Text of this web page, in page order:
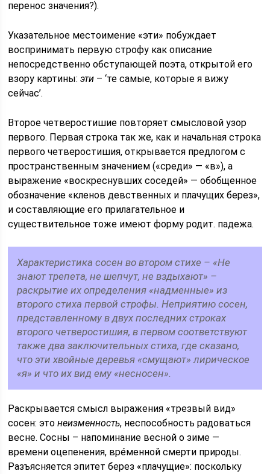
перенос значения?).
Указательное местоимение «эти» побуждает
воспринимать первую строфу как описание
непосредственно обступающей поэта, открытой его
взору картины:эти – ‘те самые, которые я вижу
сейчас’.
Второе четверостишие повторяет смысловой узор
первого. Первая строка так же, как и начальная строка
первого четверостишия, открывается предлогом с
пространственным значением («среди» — «в»), а
выражение «воскреснувших соседей» — обобщенное
обозначение «кленов девственных и плачущих берез»,
и составляющие его прилагательное и
существительное тоже имеют форму родит. падежа.
Характеристика сосен во втором стихе – «Не
знают трепета, не шепчут, не вздыхают» –
раскрытие их определения «надменные» из
второго стиха первой строфы. Неприятию сосен,
представленному в двух последних строках
второго четверостишия, в первом соответствуют
также два заключительных стиха, где сказано,
что эти хвойные деревья «смущают» лирическое
«я» и что их вид ему «несносен».
Раскрывается смысл выражения «трезвый вид»
сосен: этонеизменность, неспособность радоваться
весне. Сосны – напоминание весной о зиме —
времени оцепенения, врéменной смерти природы.
Разъясняется эпитет берез «плачущие»: поскольку